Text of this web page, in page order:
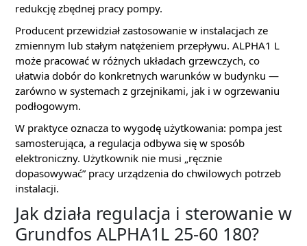
redukcję zbędnej pracy pompy.
Producent przewidział zastosowanie w instalacjach ze
zmiennym lub stałym natężeniem przepływu. ALPHA1 L
może pracować w różnych układach grzewczych, co
ułatwia dobór do konkretnych warunków w budynku —
zarówno w systemach z grzejnikami, jak i w ogrzewaniu
podłogowym.
W praktyce oznacza to wygodę użytkowania: pompa jest
samosterująca, a regulacja odbywa się w sposób
elektroniczny. Użytkownik nie musi „ręcznie
dopasowywać” pracy urządzenia do chwilowych potrzeb
instalacji.
Jak działa regulacja i sterowanie w
Grundfos ALPHA1L 25-60 180?